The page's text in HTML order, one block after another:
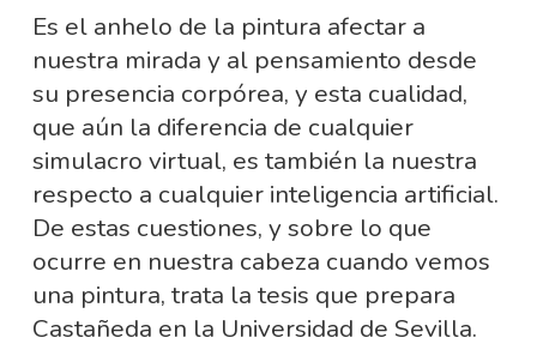
Es el anhelo de la pintura afectar a
nuestra mirada y al pensamiento desde
su presencia corpórea, y esta cualidad,
que aún la diferencia de cualquier
simulacro virtual, es también la nuestra
respecto a cualquier inteligencia artificial.
De estas cuestiones, y sobre lo que
ocurre en nuestra cabeza cuando vemos
una pintura, trata la tesis que prepara
Castañeda en la Universidad de Sevilla.